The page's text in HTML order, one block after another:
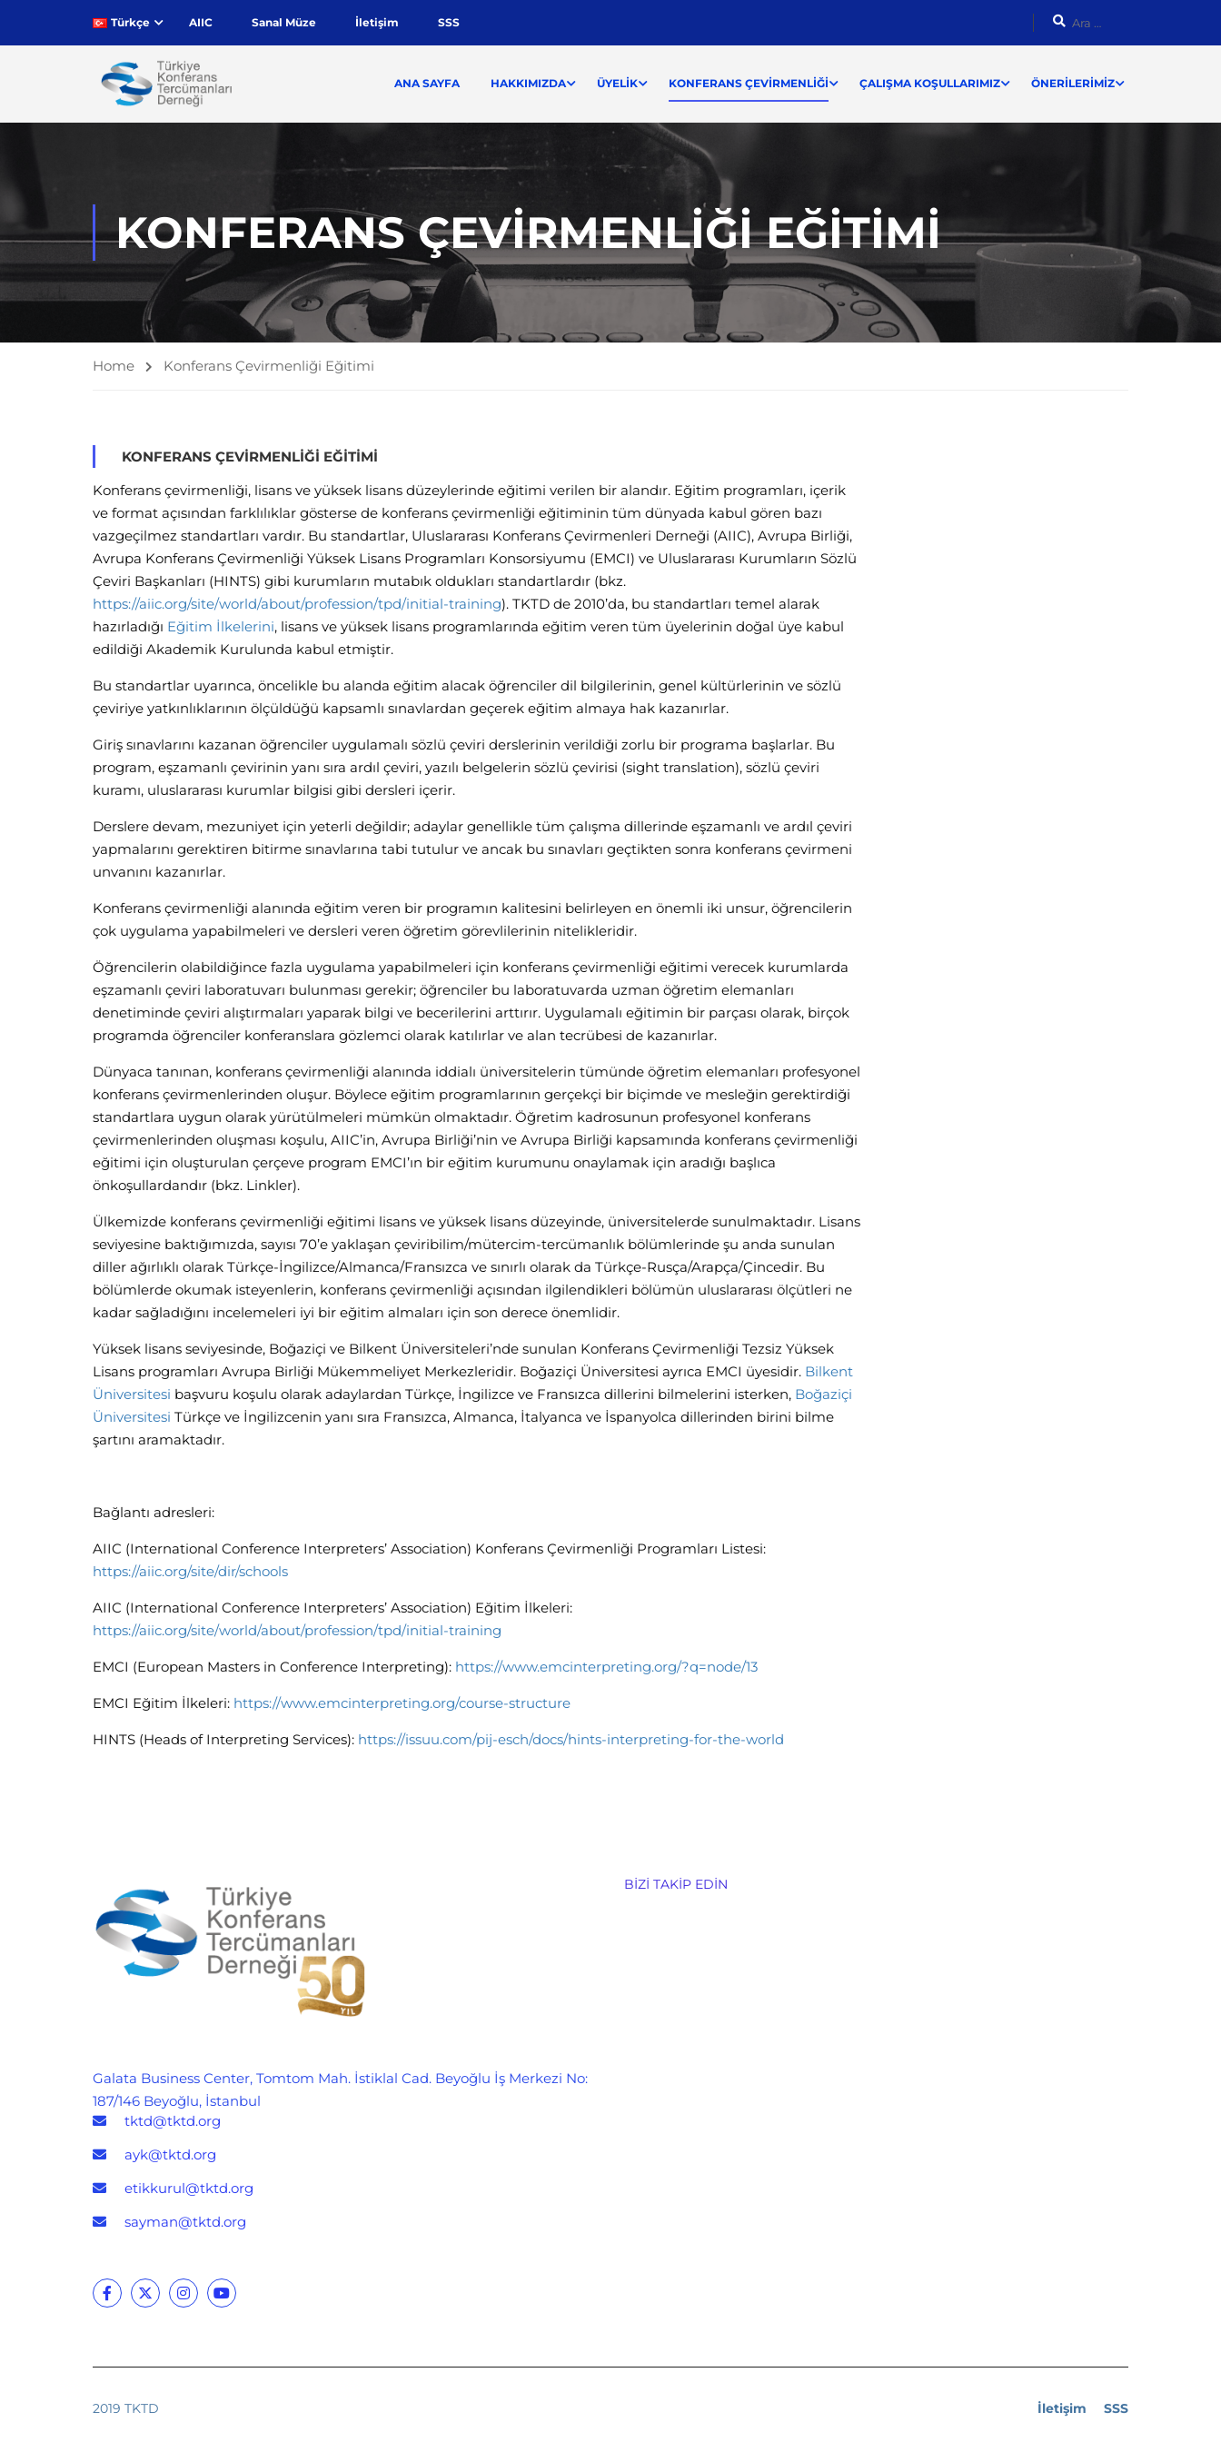
Türkçe AIIC Sanal Müze İletişim SSS
ANA SAYFA HAKKIMIZDA ÜYELIK KONFERANS ÇEVIRMENLIĞI ÇALIŞMA KOŞULLARIMIZ ÖNERILERIMIZ
KONFERANS ÇEVIRMENLIĞI EĞITIMI
Home Konferans Çevirmenliği Eğitimi
KONFERANS ÇEVİRMENLİĞİ EĞİTİMİ
Konferans çevirmenliği, lisans ve yüksek lisans düzeylerinde eğitimi verilen bir alandır. Eğitim programları, içerik
ve format açısından farklılıklar gösterse de konferans çevirmenliği eğitiminin tüm dünyada kabul gören bazı
vazgeçilmez standartları vardır. Bu standartlar, Uluslararası Konferans Çevirmenleri Derneği (AIIC), Avrupa Birliği,
Avrupa Konferans Çevirmenliği Yüksek Lisans Programları Konsorsiyumu (EMCI) ve Uluslararası Kurumların Sözlü
Çeviri Başkanları (HINTS) gibi kurumların mutabık oldukları standartlardır (bkz.
https://aiic.org/site/world/about/profession/tpd/initial-training). TKTD de 2010’da, bu standartları temel alarak
hazırladığı Eğitim İlkelerini, lisans ve yüksek lisans programlarında eğitim veren tüm üyelerinin doğal üye kabul
edildiği Akademik Kurulunda kabul etmiştir.
Bu standartlar uyarınca, öncelikle bu alanda eğitim alacak öğrenciler dil bilgilerinin, genel kültürlerinin ve sözlü
çeviriye yatkınlıklarının ölçüldüğü kapsamlı sınavlardan geçerek eğitim almaya hak kazanırlar.
Giriş sınavlarını kazanan öğrenciler uygulamalı sözlü çeviri derslerinin verildiği zorlu bir programa başlarlar. Bu
program, eşzamanlı çevirinin yanı sıra ardıl çeviri, yazılı belgelerin sözlü çevirisi (sight translation), sözlü çeviri
kuramı, uluslararası kurumlar bilgisi gibi dersleri içerir.
Derslere devam, mezuniyet için yeterli değildir; adaylar genellikle tüm çalışma dillerinde eşzamanlı ve ardıl çeviri
yapmalarını gerektiren bitirme sınavlarına tabi tutulur ve ancak bu sınavları geçtikten sonra konferans çevirmeni
unvanını kazanırlar.
Konferans çevirmenliği alanında eğitim veren bir programın kalitesini belirleyen en önemli iki unsur, öğrencilerin
çok uygulama yapabilmeleri ve dersleri veren öğretim görevlilerinin nitelikleridir.
Öğrencilerin olabildiğince fazla uygulama yapabilmeleri için konferans çevirmenliği eğitimi verecek kurumlarda
eşzamanlı çeviri laboratuvarı bulunması gerekir; öğrenciler bu laboratuvarda uzman öğretim elemanları
denetiminde çeviri alıştırmaları yaparak bilgi ve becerilerini arttırır. Uygulamalı eğitimin bir parçası olarak, birçok
programda öğrenciler konferanslara gözlemci olarak katılırlar ve alan tecrübesi de kazanırlar.
Dünyaca tanınan, konferans çevirmenliği alanında iddialı üniversitelerin tümünde öğretim elemanları profesyonel
konferans çevirmenlerinden oluşur. Böylece eğitim programlarının gerçekçi bir biçimde ve mesleğin gerektirdiği
standartlara uygun olarak yürütülmeleri mümkün olmaktadır. Öğretim kadrosunun profesyonel konferans
çevirmenlerinden oluşması koşulu, AIIC’in, Avrupa Birliği’nin ve Avrupa Birliği kapsamında konferans çevirmenliği
eğitimi için oluşturulan çerçeve program EMCI’ın bir eğitim kurumunu onaylamak için aradığı başlıca
önkoşullardandır (bkz. Linkler).
Ülkemizde konferans çevirmenliği eğitimi lisans ve yüksek lisans düzeyinde, üniversitelerde sunulmaktadır. Lisans
seviyesine baktığımızda, sayısı 70’e yaklaşan çeviribilim/mütercim-tercümanlık bölümlerinde şu anda sunulan
diller ağırlıklı olarak Türkçe-İngilizce/Almanca/Fransızca ve sınırlı olarak da Türkçe-Rusça/Arapça/Çincedir. Bu
bölümlerde okumak isteyenlerin, konferans çevirmenliği açısından ilgilendikleri bölümün uluslararası ölçütleri ne
kadar sağladığını incelemeleri iyi bir eğitim almaları için son derece önemlidir.
Yüksek lisans seviyesinde, Boğaziçi ve Bilkent Üniversiteleri’nde sunulan Konferans Çevirmenliği Tezsiz Yüksek
Lisans programları Avrupa Birliği Mükemmeliyet Merkezleridir. Boğaziçi Üniversitesi ayrıca EMCI üyesidir. Bilkent
Üniversitesi başvuru koşulu olarak adaylardan Türkçe, İngilizce ve Fransızca dillerini bilmelerini isterken, Boğaziçi
Üniversitesi Türkçe ve İngilizcenin yanı sıra Fransızca, Almanca, İtalyanca ve İspanyolca dillerinden birini bilme
şartını aramaktadır.
Bağlantı adresleri:
AIIC (International Conference Interpreters’ Association) Konferans Çevirmenliği Programları Listesi:
https://aiic.org/site/dir/schools
AIIC (International Conference Interpreters’ Association) Eğitim İlkeleri:
https://aiic.org/site/world/about/profession/tpd/initial-training
EMCI (European Masters in Conference Interpreting): https://www.emcinterpreting.org/?q=node/13
EMCI Eğitim İlkeleri: https://www.emcinterpreting.org/course-structure
HINTS (Heads of Interpreting Services): https://issuu.com/pij-esch/docs/hints-interpreting-for-the-world
Galata Business Center, Tomtom Mah. İstiklal Cad. Beyoğlu İş Merkezi No:
187/146 Beyoğlu, İstanbul
tktd@tktd.org
ayk@tktd.org
etikkurul@tktd.org
sayman@tktd.org
BIZI TAKIP EDIN
2019 TKTD İletişim SSS